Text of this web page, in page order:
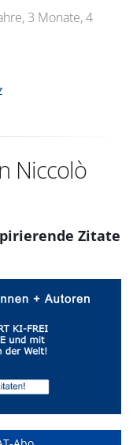
3 Monate, 4
Niccolò
Zitate